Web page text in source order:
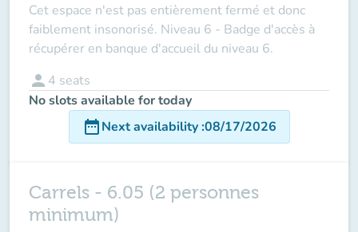
Cet espace n'est pas entièrement fermé et donc
faiblement insonorisé. Niveau 6 - Badge d'accès à
récupérer en banque d'accueil du niveau 6.
person 4 seats
No slots available for today
date_rangeNext availability:08/17/2026
Carrels - 6.05 (2 personnes
minimum)